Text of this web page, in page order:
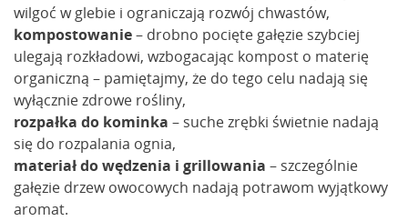
wilgoć w glebie i ograniczają rozwój chwastów,
kompostowanie– drobno pocięte gałęzie szybciej
ulegają rozkładowi, wzbogacając kompost o materię
organiczną – pamiętajmy, że do tego celu nadają się
wyłącznie zdrowe rośliny,
rozpałka do kominka – suche zrębki świetnie nadają
się do rozpalania ognia,
materiał do wędzenia i grillowania – szczególnie
gałęzie drzew owocowych nadają potrawom wyjątkowy
aromat.